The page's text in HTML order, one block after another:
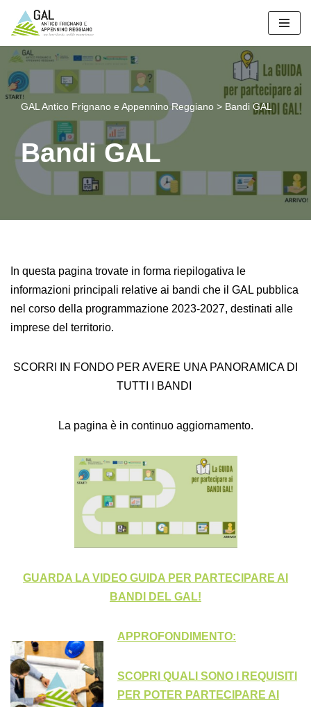
Vai
al
contenuto
GAL Antico Frignano e Appennino Reggiano > Bandi GAL
Bandi GAL
In questa pagina trovate in forma riepilogativa le
informazioni principali relative ai bandi che il GAL pubblica
nel corso della programmazione 2023-2027, destinati alle
imprese del territorio.
SCORRI IN FONDO PER AVERE UNA PANORAMICA DI
TUTTI I BANDI
La pagina è in continuo aggiornamento.
GUARDA LA VIDEO GUIDA PER PARTECIPARE AI
BANDI DEL GAL!
APPROFONDIMENTO:
SCOPRI QUALI SONO I REQUISITI
PER POTER PARTECIPARE AI